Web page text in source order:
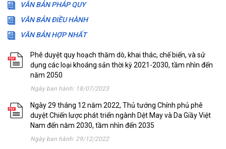
VĂN BẢN PHÁP QUY
VĂN BẢN ĐIỀU HÀNH
VĂN BẢN HỢP NHẤT
Phê duyệt quy hoạch thăm dò, khai thác, chế biến, và sử
dụng các loại khoáng sản thời kỳ 2021-2030, tầm nhìn đến
năm 2050
Ngày ban hành: 18/07/2023
Ngày 29 tháng 12 năm 2022, Thủ tướng Chính phủ phê
duyệt Chiến lược phát triển ngành Dệt May và Da Giầy Việt
Nam đến năm 2030, tầm nhìn đến 2035
Ngày ban hành: 29/12/2022